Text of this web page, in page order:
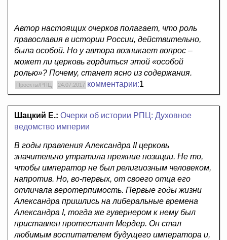
Автор настоящих очерков полагает, что роль
православия в истории России, действительно,
была особой. Но у автора возникает вопрос –
может ли церковь гордиться этой «особой
ролью»? Почему, станет ясно из содержания.
Проекты/РПЦ 24.07.2017 комментарии:1
Шацкий Е.: Очерки об истории РПЦ: Духовное
ведомство империи
В годы правления Александра II церковь
значительно утратила прежние позиции. Не то,
чтобы император не был религиозным человеком,
напротив. Но, во-первых, от своего отца его
отличала веротерпимость. Первые годы жизни
Александра пришлись на либеральные времена
Александра I, тогда же гувернером к нему был
приставлен протестант Мердер. Он стал
любимым воспитателем будущего императора и,